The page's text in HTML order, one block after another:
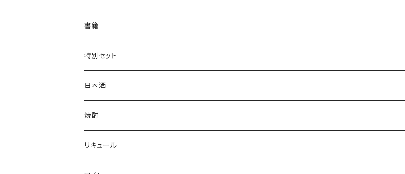
帽子・ニット帽
タオル・トートバッグ
絵馬
キーホルダー
ミニゼッケン
水
サイダー
甘酒
天然炭酸水
書籍
特別セット
日本酒
シェフヒロ×市野屋
浪漫亭企画商品
焼酎
ｻｸﾗｵﾌﾞﾙﾜﾘｰ ダルマ焼酎
リキュール